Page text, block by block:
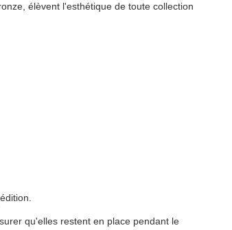
élèvent l'esthétique de toute collection
qu'elles restent en place pendant le